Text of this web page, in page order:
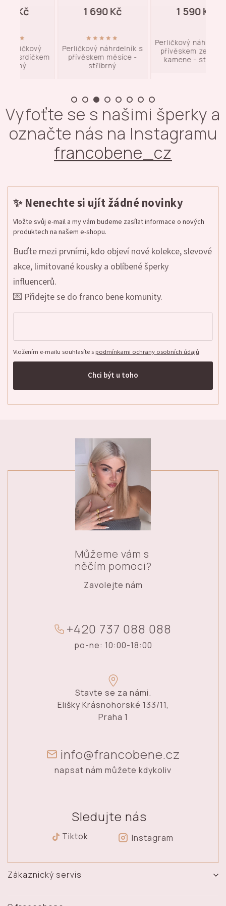
Perličkový náhrdelník s
přívěskem měsíce -
1 690 Kč
Perličkový náhrdelník s
přívěskem zeleného
kamene - stříbrný
1 590 Kč
Vyfoťte se s našimi šperky a
označte nás na Instagramu
francobene_cz
✨ Nenechte si ujít žádné novinky
Vložte svůj e-mail a my vám budeme zasílat informace o nových
produktech na našem e-shopu.
Buďte mezi prvními, kdo objeví nové kolekce, slevové
akce, limitované kousky a oblíbené šperky
influencerů.
💌 Přidejte se do franco bene komunity.
Vložením e-mailu souhlasíte s podmínkami ochrany osobních údajů
Chci být u toho
Můžeme vám s
něčím pomoci?
Zavolejte nám
+420 737 088 088
po-ne: 10:00-18:00
Stavte se za námi.
Elišky Krásnohorské 133/11,
Praha 1
info@francobene.cz
napsat nám můžete kdykoliv
Sledujte nás
Tiktok Instagram
Zákaznický servis